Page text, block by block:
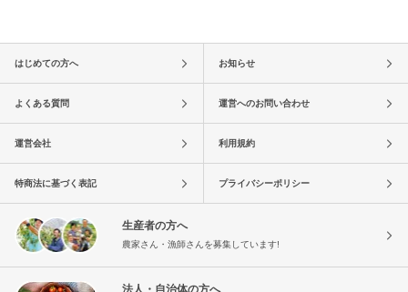
はじめての方へ お知らせ
よくある質問 運営へのお問い合わせ
運営会社 利用規約
特商法に基づく表記 プライバシーポリシー
生産者の方へ
農家さん・漁師さんを募集しています!
法人・自治体の方へ